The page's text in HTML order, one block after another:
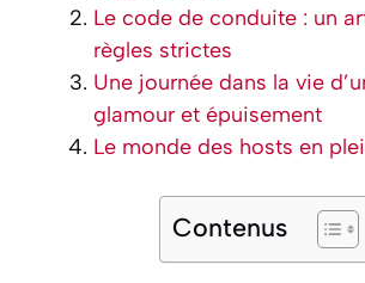
Le code de conduite : un
règles strictes
Une journée dans la vie
glamour et épuisement
Le monde des hosts en
Contenus